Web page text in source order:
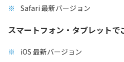
Safari 最新バージョン
スマートフォン・タブレットで
iOS 最新バージョン